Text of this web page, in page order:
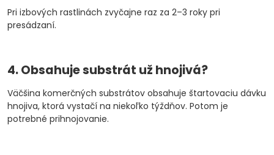
Pri izbových rastlinách zvyčajne raz za 2–3 roky pri
presádzaní.
4. Obsahuje substrát už hnojivá?
Väčšina komerčných substrátov obsahuje štartovaciu dávku
hnojiva, ktorá vystačí na niekoľko týždňov. Potom je
potrebné prihnojovanie.